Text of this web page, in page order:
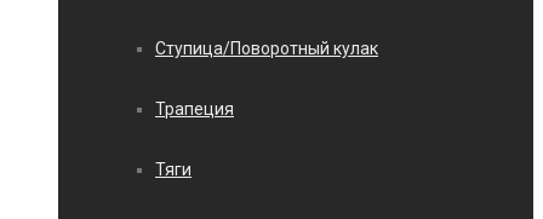
Ступица/Поворотный кулак
Трапеция
Тяги